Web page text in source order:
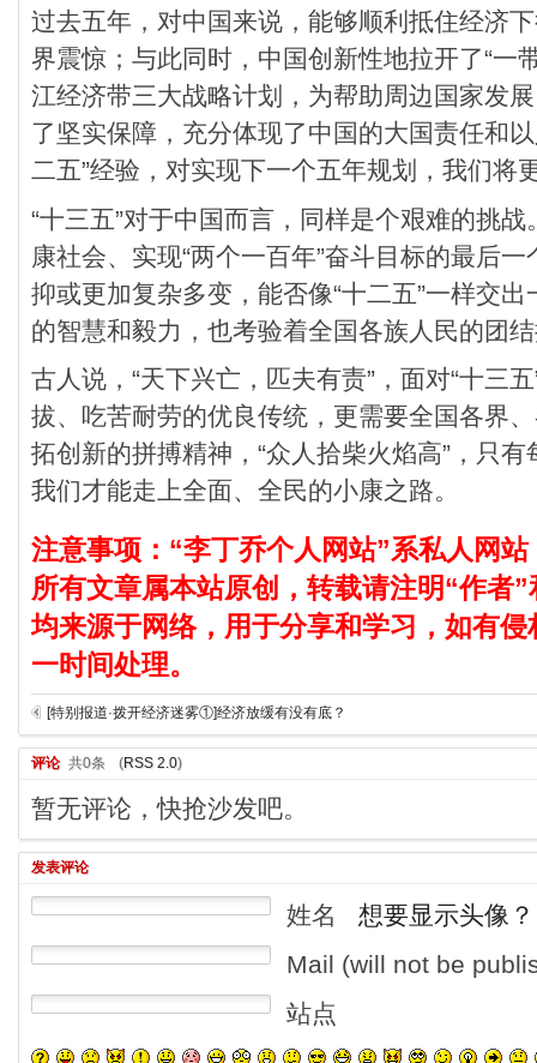
过去五年，对中国来说，能够顺利抵住经济
界震惊；与此同时，中国创新性地拉开了“一
江经济带三大战略计划，为帮助周边国家发
了坚实保障，充分体现了中国的大国责任和
二五”经验，对实现下一个五年规划，我们将
“十三五”对于中国而言，同样是个艰难的挑战
康社会、实现“两个一百年”奋斗目标的最后
抑或更加复杂多变，能否像“十二五”一样交
的智慧和毅力，也考验着全国各族人民的团
古人说，“天下兴亡，匹夫有责”，面对“十三
拔、吃苦耐劳的优良传统，更需要全国各界
拓创新的拼搏精神，“众人拾柴火焰高”，只
我们才能走上全面、全民的小康之路。
注意事项：“李丁乔个人网站”系私人网
所有文章属本站原创，转载请注明“作者
均来源于网络，用于分享和学习，如有
一时间处理。
[特别报道·拨开经济迷雾①]经济放缓有没有底？
评论 共0条 (RSS 2.0)
暂无评论，快抢沙发吧。
发表评论
姓名
想要显示头像？
Mail (will not be
站点